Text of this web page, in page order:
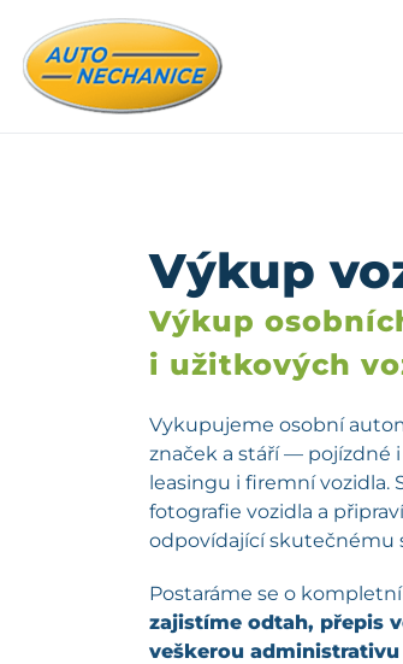
Výkup
Výkup
i užitkových
Vykupujeme osobní
značek a stáří — pojízdné
leasingu i firemní vozidla.
fotografie vozidla a
odpovídající skutečnému
Postaráme se o
zajistíme odtah, přepis
veškerou administrativu